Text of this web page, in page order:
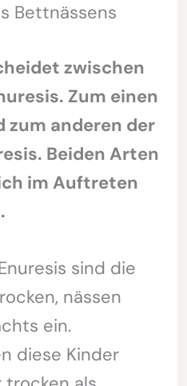
Bettnässens
zwischen
Zum einen
zum anderen der
Beiden Arten
im Auftreten
sind die
nässen
ein.
diese Kinder